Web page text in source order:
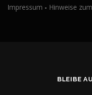
Impressum - Hinweise
BLEIBE